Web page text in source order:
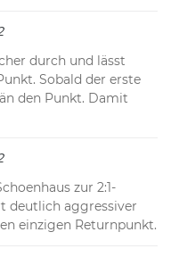
durch und lässt
Sobald der erste
den Punkt. Damit
zur 2:1-
deutlich aggressiver
einzigen Returnpunkt.